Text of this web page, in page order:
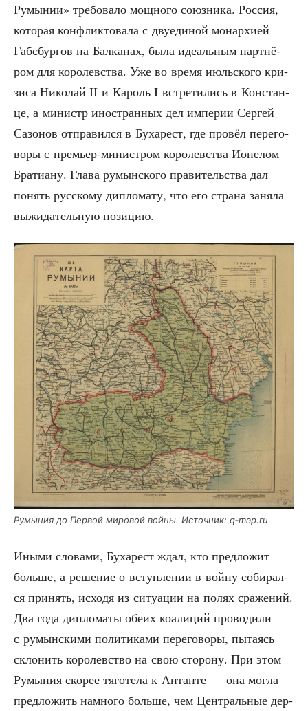
Румы­нии» тре­бо­ва­ло мощ­но­го союз­ни­ка. Рос­сия,
кото­рая кон­флик­то­ва­ла с дву­еди­ной монар­хи­ей
Габс­бур­гов на Бал­ка­нах, была иде­аль­ным парт­нё­
ром для коро­лев­ства. Уже во вре­мя июль­ско­го кри­
зи­са Нико­лай II и Кароль I встре­ти­лись в Кон­стан­
це, а министр ино­стран­ных дел импе­рии Сер­гей
Сазо­нов отпра­вил­ся в Буха­рест, где про­вёл пере­го­
во­ры с пре­мьер-мини­стром коро­лев­ства Ионе­лом
Бра­ти­а­ну. Гла­ва румын­ско­го пра­ви­тель­ства дал
понять рус­ско­му дипло­ма­ту, что его стра­на заня­ла
выжи­да­тель­ную позицию.
Румы­ния до Пер­вой миро­вой вой­ны. Источ­ник: q‑map.ru
Ины­ми сло­ва­ми, Буха­рест ждал, кто пред­ло­жит
боль­ше, а реше­ние о вступ­ле­нии в вой­ну соби­рал­
ся при­нять, исхо­дя из ситу­а­ции на полях сра­же­ний.
Два года дипло­ма­ты обе­их коа­ли­ций про­во­ди­ли
с румын­ски­ми поли­ти­ка­ми пере­го­во­ры, пыта­ясь
скло­нить коро­лев­ство на свою сто­ро­ну. При этом
Румы­ния ско­рее тяго­те­ла к Антан­те — она мог­ла
пред­ло­жить намно­го боль­ше, чем Цен­траль­ные дер­